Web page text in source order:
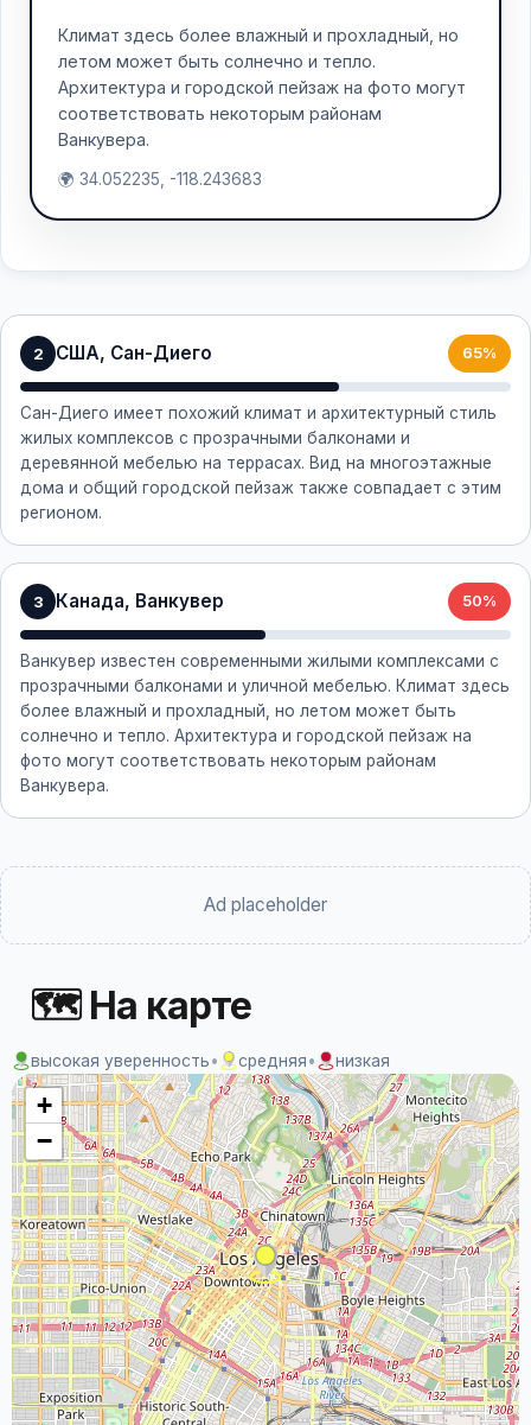
Климат здесь более влажный и прохладный, но
летом может быть солнечно и тепло.
Архитектура и городской пейзаж на фото могут
соответствовать некоторым районам
Ванкувера.
🌍 34.052235, -118.243683
2 США, Сан-Диего 65%
Сан-Диего имеет похожий климат и архитектурный стиль
жилых комплексов с прозрачными балконами и
деревянной мебелью на террасах. Вид на многоэтажные
дома и общий городской пейзаж также совпадает с этим
регионом.
3 Канада, Ванкувер 50%
Ванкувер известен современными жилыми комплексами с
прозрачными балконами и уличной мебелью. Климат здесь
более влажный и прохладный, но летом может быть
солнечно и тепло. Архитектура и городской пейзаж на
фото могут соответствовать некоторым районам
Ванкувера.
Ad placeholder
🗺 На карте
высокая уверенность• средняя• низкая
+
−